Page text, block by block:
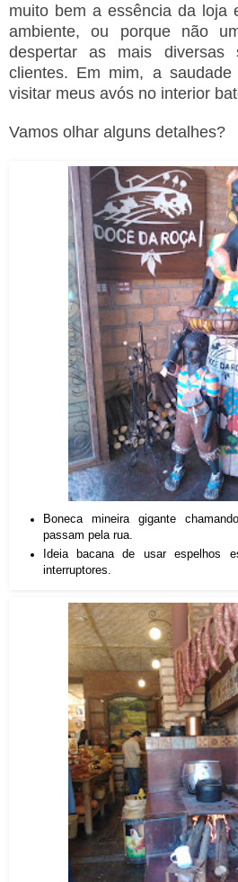
muito bem a essência da loja
ambiente, ou porque não
despertar as mais diversas
clientes. Em mim, a
visitar meus avós no interior
Vamos olhar alguns detalhes?
Boneca mineira gigante
passam pela rua.
Ideia bacana de usar espelhos
interruptores.